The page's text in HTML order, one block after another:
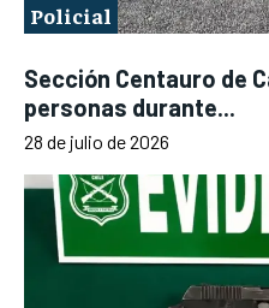
Policial
Sección Centauro de
personas durante...
28 de julio de 2026